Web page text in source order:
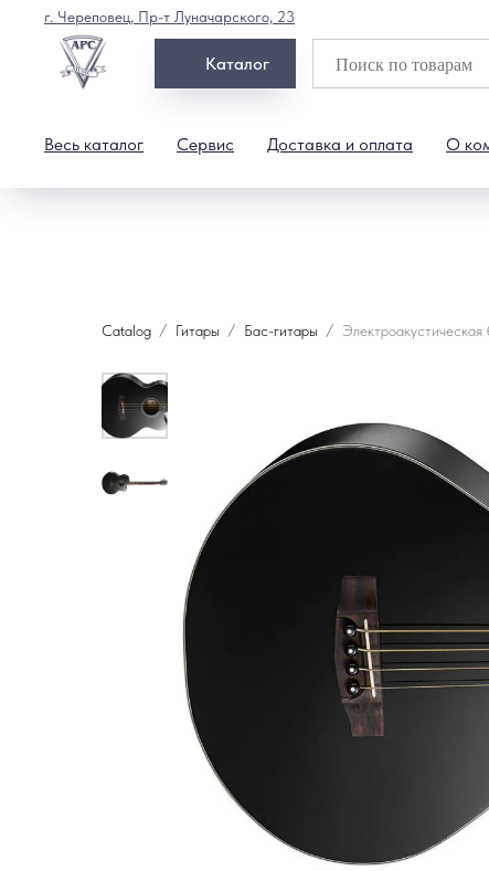
Каталог
Весь каталог Сервис Доставка и оплата О
г. Череповец, Пр-т Луначарского, 23
Catalog Гитары Бас-гитары